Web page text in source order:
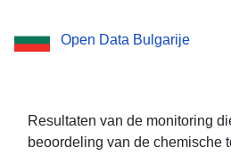
parameters
Open Data Bulgarije
Resultaten van de monitoring
beoordeling van de chemische